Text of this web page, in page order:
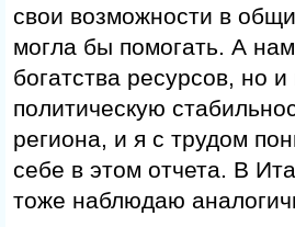
свои возможности в
могла бы помогать. А
богатства ресурсов, но
политическую
региона, и я с трудом
себе в этом отчета. В
тоже наблюдаю